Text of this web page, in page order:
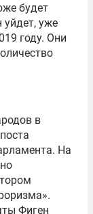
будет
уйдет, уже
году. Они
в
На
Фиген